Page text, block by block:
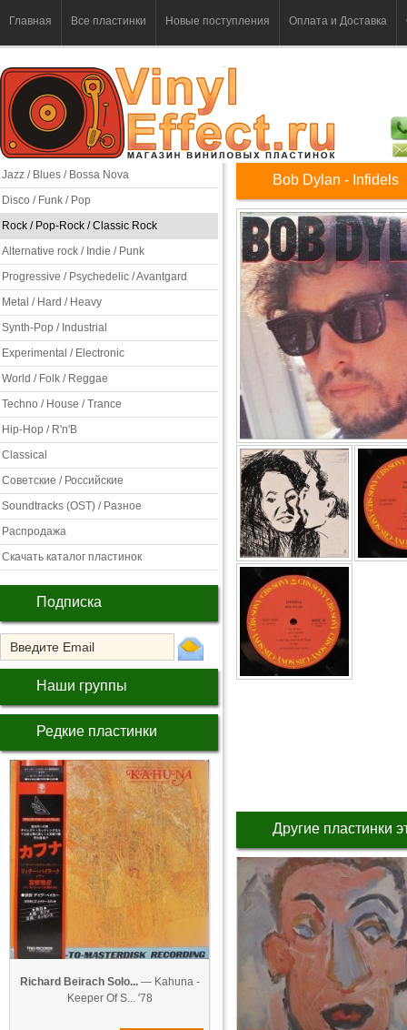
Главная Все пластинки Новые поступления Оплата и Доставка
Jazz / Blues / Bossa Nova
Disco / Funk / Pop
Rock / Pop-Rock / Classic Rock
Alternative rock / Indie / Punk
Progressive / Psychedelic / Avantgard
Metal / Hard / Heavy
Synth-Pop / Industrial
Experimental / Electronic
World / Folk / Reggae
Techno / House / Trance
Hip-Hop / R'n'B
Classical
Советские / Российские
Soundtracks (OST) / Разное
Распродажа
Скачать каталог пластинок
Подписка
Наши группы
Редкие пластинки
Richard Beirach Solo...— Kahuna -
Keeper Of S... '78
Bob Dylan - Infidels
Другие пластинки